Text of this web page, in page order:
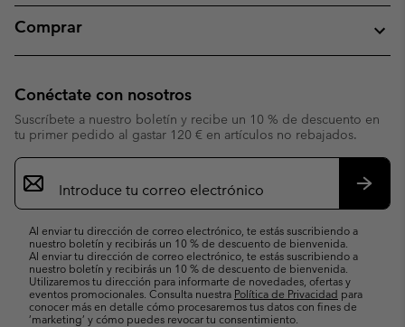
Comprar
Conéctate con nosotros
Suscríbete a nuestro boletín y recibe un 10 % de descuento en
tu primer pedido al gastar 120 € en artículos no rebajados.
Suscripción
de
correo
Al enviar tu dirección de correo electrónico, te estás suscribiendo a
nuestro boletín y recibirás un 10 % de descuento de bienvenida.
Al enviar tu dirección de correo electrónico, te estás suscribiendo a
nuestro boletín y recibirás un 10 % de descuento de bienvenida.
Utilizaremos tu dirección para informarte de novedades, ofertas y
eventos promocionales. Consulta nuestra Política de Privacidad para
conocer más en detalle cómo procesaremos tus datos con fines de
’marketing’ y cómo puedes revocar tu consentimiento.